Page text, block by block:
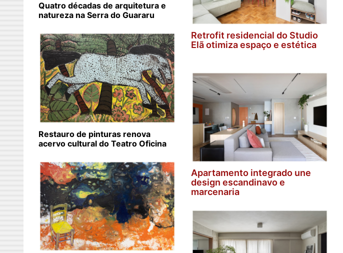
Retrofit residencial do Studio
Elã otimiza espaço e estética
Apartamento integrado une
design escandinavo e
marcenaria
Quatro décadas de arquitetura e
natureza na Serra do Guararu
Restauro de pinturas renova
acervo cultural do Teatro Oficina